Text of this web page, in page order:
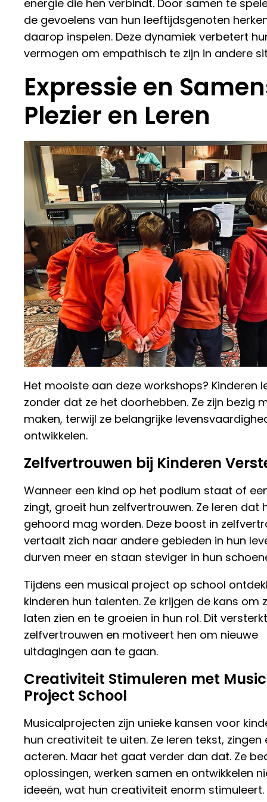
energie die hen verbindt. Door samen te
de gevoelens van hun leeftijdsgenoten
daarop inspelen. Deze dynamiek verbetert
vermogen om empathisch te zijn in andere
Expressie en
Plezier en Leren
Het mooiste aan deze workshops? Kinderen
zonder dat ze het doorhebben. Ze zijn bezig
maken, terwijl ze belangrijke
ontwikkelen.
Zelfvertrouwen bij Kinderen
Wanneer een kind op het podium staat of
zingt, groeit hun zelfvertrouwen. Ze leren dat
gehoord mag worden. Deze boost in
vertaalt zich naar andere gebieden in hun
durven meer en staan steviger in hun
Tijdens een musical project op school
kinderen hun talenten. Ze krijgen de kans om
laten zien en te groeien in hun rol. Dit
zelfvertrouwen en motiveert hen om nieuwe
uitdagingen aan te gaan.
Creativiteit Stimuleren met
Project School
Musicalprojecten zijn unieke kansen voor
hun creativiteit te uiten. Ze leren tekst, zingen
acteren. Maar het gaat verder dan dat. Ze
oplossingen, werken samen en ontwikkelen
ideeën, wat hun creativiteit enorm stimuleert.